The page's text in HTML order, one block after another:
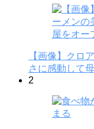
【画像】クロ
さに感動して
2